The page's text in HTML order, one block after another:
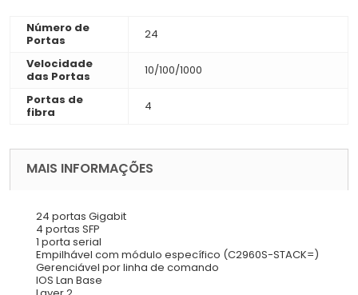
Número de
Portas
24
Velocidade
das Portas
10/100/1000
Portas de
fibra
4
MAIS INFORMAÇÕES
24 portas Gigabit
4 portas SFP
1 porta serial
Empilhável com módulo específico (C2960S-STACK=)
Gerenciável por linha de comando
IOS Lan Base